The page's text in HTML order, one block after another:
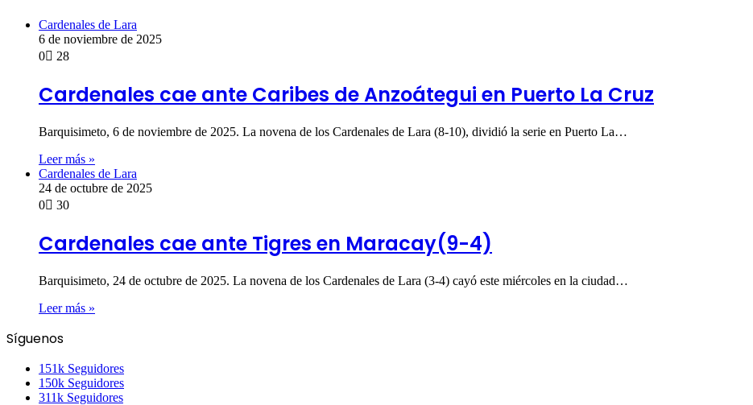
Cardenales de Lara
6 de noviembre de 2025
0
28
Cardenales cae ante Caribes de Anzoátegui en Puerto La Cruz
Barquisimeto, 6 de noviembre de 2025. La novena de los Cardenales de Lara (8-10), dividió la serie en Puerto La…
Leer más »
Cardenales de Lara
24 de octubre de 2025
0
30
Cardenales cae ante Tigres en Maracay(9-4)
Barquisimeto, 24 de octubre de 2025. La novena de los Cardenales de Lara (3-4) cayó este miércoles en la ciudad…
Leer más »
Síguenos
151k Seguidores
150k Seguidores
311k Seguidores